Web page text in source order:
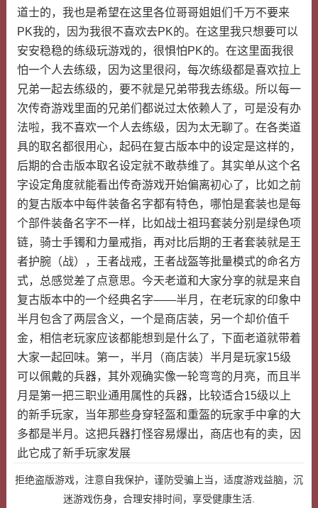
道士的，我也是希望在这里各位哥哥姐姐们千万不要来
PK我的，因为我很不喜欢去PK的。在这里我只想要可以
安安稳稳的练级玩游戏的，很惧怕PK的。在这里面我很
怕一个人去练级，因为这里很闷，每次练级都是喜欢拉上
兄弟一起去练级的，要不就是兄弟带我去练级。所以每一
次传奇游戏里面的兄弟们都说过太依赖人了，可是没有办
法啦，我不喜欢一个人去练级，因为太无聊了。在各类道
具的取名都很用心，起码在复古版本中的设定是这样的，
后期的合击版本取名设定就不敢恭维了。其实单从这个名
字设定角度就能看出传奇游戏开始偏离初心了，比如之前
的复古版本中每件装备名字都有特色，哪怕是套装也是每
个部件装备名字不一样，比如战士祖玛套装分别是绿色项
链，骑士手镯和力量戒指，再对比后期的王者套装就是王
者护腕（战），王者战戒，王者战盔等批量模式的命名方
式，总感觉差了点意思。今天老道和大家分享的就是来自
复古版本中的一个经典名字——半月，在老玩家的印象中
半月包含了两层含义，一个是商店装，另一个却价值千
金，相信老玩家应该都能想到是什么了，下面老道就带着
大家一起回味。第一，半月（商店装）半月是玩家15级
可以佩戴的兵器，其外观确实像一轮弯弯的月亮，而且半
月是第一把三职业通用属性的兵器，比较适合15级以上
的新手玩家，当年那些身穿轻盔和重盔的玩家手中拿的大
多都是半月。这把兵器打怪容易爆出，商店也有的卖，因
此它成了新手玩家发展
拒绝盗版游戏，注意自我保护，谨防受骗上当，适度游戏益脑，沉
迷游戏伤身，合理安排时间，享受健康生活.